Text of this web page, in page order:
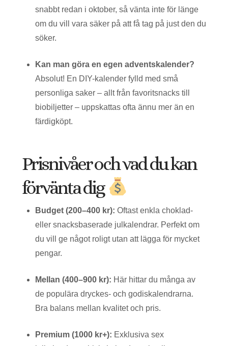
snabbt redan i oktober, så vänta inte för länge
om du vill vara säker på att få tag på just den du
söker.
Kan man göra en egen adventskalender?
Absolut! En DIY-kalender fylld med små
personliga saker – allt från favoritsnacks till
biobiljetter – uppskattas ofta ännu mer än en
färdigköpt.
Prisnivåer och vad du kan
förvänta dig
Budget (200–400 kr): Oftast enkla choklad-
eller snacksbaserade julkalendrar. Perfekt om
du vill ge något roligt utan att lägga för mycket
pengar.
Mellan (400–900 kr): Här hittar du många av
de populära dryckes- och godiskalendrarna.
Bra balans mellan kvalitet och pris.
Premium (1000 kr+): Exklusiva sex